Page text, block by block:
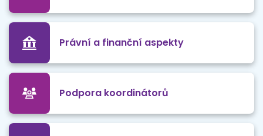
Právní a finanční aspekty
Podpora koordinátorů